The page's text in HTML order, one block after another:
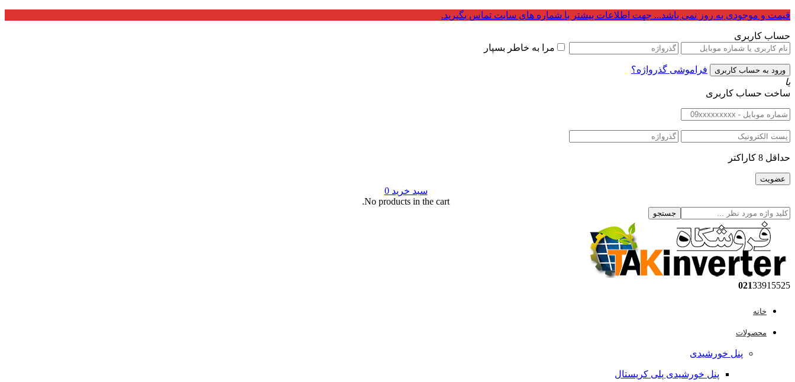
قیمت و موجودی به روز نمی باشد... جهت اطلاعات بیشتر با شماره های سایت تماس بگیرید.
حساب کاربری
مرا به خاطر بسپار
فراموشی گذرواژه؟
یا
ساخت حساب کاربری
حداقل 8 کاراکتر
سبد خرید0
No products in the cart.
جستجو
02133915525
خانه
محصولات
پنل خورشیدی
پنل خورشیدی پلی کریستال